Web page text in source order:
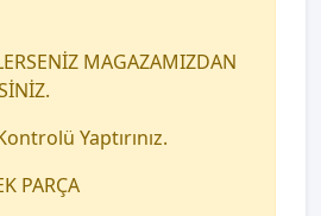
MAGAZAMIZDAN
Yaptırınız.
PARÇA